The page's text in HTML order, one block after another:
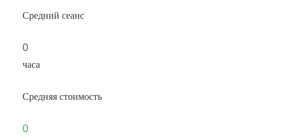
Средний сеанс
0
часа
Средняя стоимость
0